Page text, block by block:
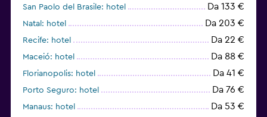
San Paolo del Brasile: hotel Da 133 €
Natal: hotel Da 203 €
Recife: hotel Da 22 €
Maceió: hotel Da 88 €
Florianopolis: hotel Da 41 €
Porto Seguro: hotel Da 76 €
Manaus: hotel Da 53 €